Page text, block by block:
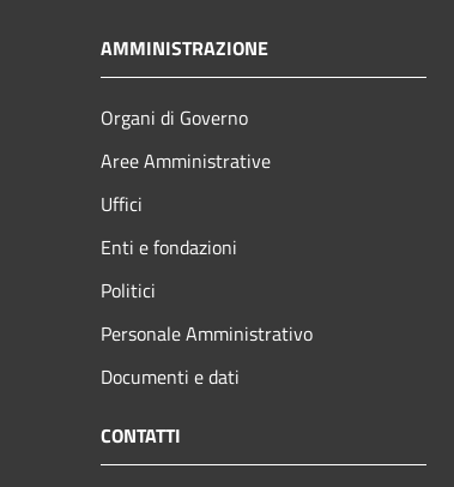
AMMINISTRAZIONE
Organi di Governo
Aree Amministrative
Uffici
Enti e fondazioni
Politici
Personale Amministrativo
Documenti e dati
CONTATTI